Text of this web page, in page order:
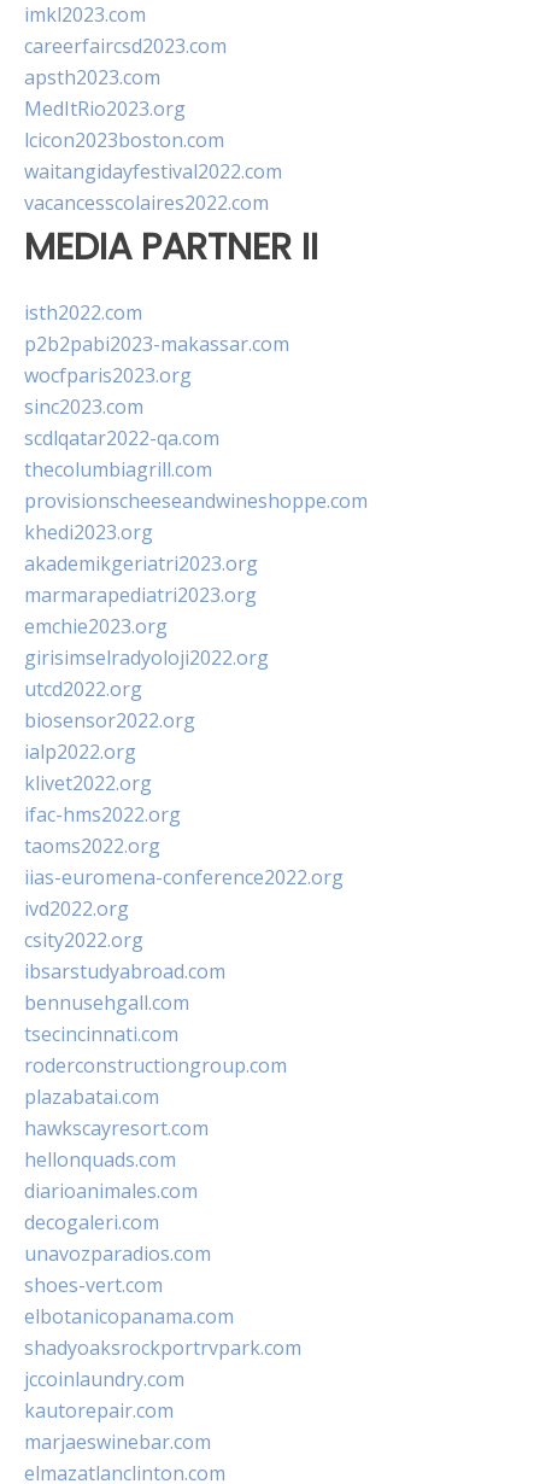
imkl2023.com
careerfaircsd2023.com
apsth2023.com
MedItRio2023.org
lcicon2023boston.com
waitangidayfestival2022.com
vacancesscolaires2022.com
MEDIA PARTNER II
isth2022.com
p2b2pabi2023-makassar.com
wocfparis2023.org
sinc2023.com
scdlqatar2022-qa.com
thecolumbiagrill.com
provisionscheeseandwineshoppe.com
khedi2023.org
akademikgeriatri2023.org
marmarapediatri2023.org
emchie2023.org
girisimselradyoloji2022.org
utcd2022.org
biosensor2022.org
ialp2022.org
klivet2022.org
ifac-hms2022.org
taoms2022.org
iias-euromena-conference2022.org
ivd2022.org
csity2022.org
ibsarstudyabroad.com
bennusehgall.com
tsecincinnati.com
roderconstructiongroup.com
plazabatai.com
hawkscayresort.com
hellonquads.com
diarioanimales.com
decogaleri.com
unavozparadios.com
shoes-vert.com
elbotanicopanama.com
shadyoaksrockportrvpark.com
jccoinlaundry.com
kautorepair.com
marjaeswinebar.com
elmazatlanclinton.com